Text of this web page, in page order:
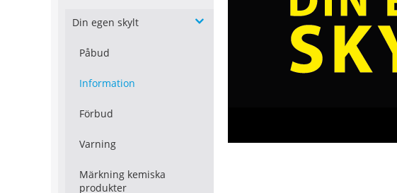
Din egen skylt
Påbud
Information
Förbud
Varning
Märkning kemiska
produkter